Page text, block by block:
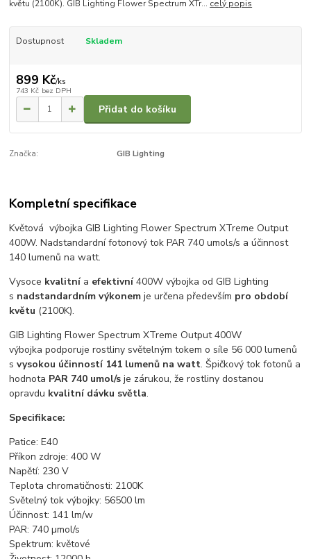
květu (2100K). GIB Lighting Flower Spectrum XTr... celý popis
Dostupnost Skladem
899 Kč/ks
743 Kč bez DPH
Přidat do košíku
Značka: GIB Lighting
Kompletní specifikace
Květová výbojka GIB Lighting Flower Spectrum XTreme Output
400W. Nadstandardní fotonový tok PAR 740 umols/s a účinnost
140 lumenů na watt.
Vysoce kvalitnía efektivní400W výbojka od GIB Lighting
s nadstandardním výkonem je určena především pro období
květu (2100K).
GIB Lighting Flower Spectrum XTreme Output 400W
výbojka podporuje rostliny světelným tokem o síle 56 000 lumenů
svysokou účinností 141 lumenů na watt. Špičkový tok fotonů a
hodnota PAR 740 umol/s je zárukou, že rostliny dostanou
opravdu kvalitní dávku světla.
Specifikace:
Patice: E40
Příkon zdroje: 400 W
Napětí: 230 V
Teplota chromatičnosti: 2100K
Světelný tok výbojky: 56500 lm
Účinnost: 141 lm/w
PAR: 740 µmol/s
Spektrum: květové